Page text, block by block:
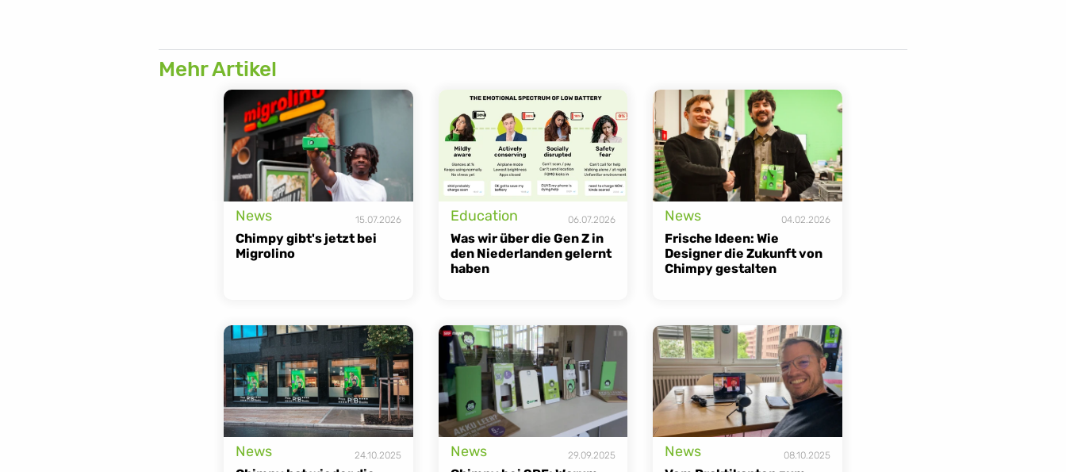
akkus-id17408196.html
Mehr Artikel
News 15.07.2026
Chimpy gibt's jetzt bei
Migrolino
Education 06.07.2026
Was wir über die Gen Z in
den Niederlanden gelernt
haben
News 04.02.2026
Frische Ideen: Wie
Designer die Zukunft von
Chimpy gestalten
News 24.10.2025 News 29.09.2025 News 08.10.2025